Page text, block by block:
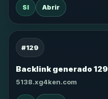
SI Abrir
#129
Backlink generado 129
5138.xg4ken.com